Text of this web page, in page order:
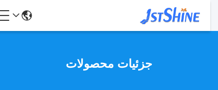
جزئیات محصولات